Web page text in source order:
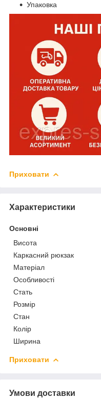
Упаковка
Приховати
Характеристики
Основні
Висота
Каркасний рюкзак
Матеріал
Особливості
Стать
Розмір
Стан
Колір
Ширина
Приховати
Умови доставки